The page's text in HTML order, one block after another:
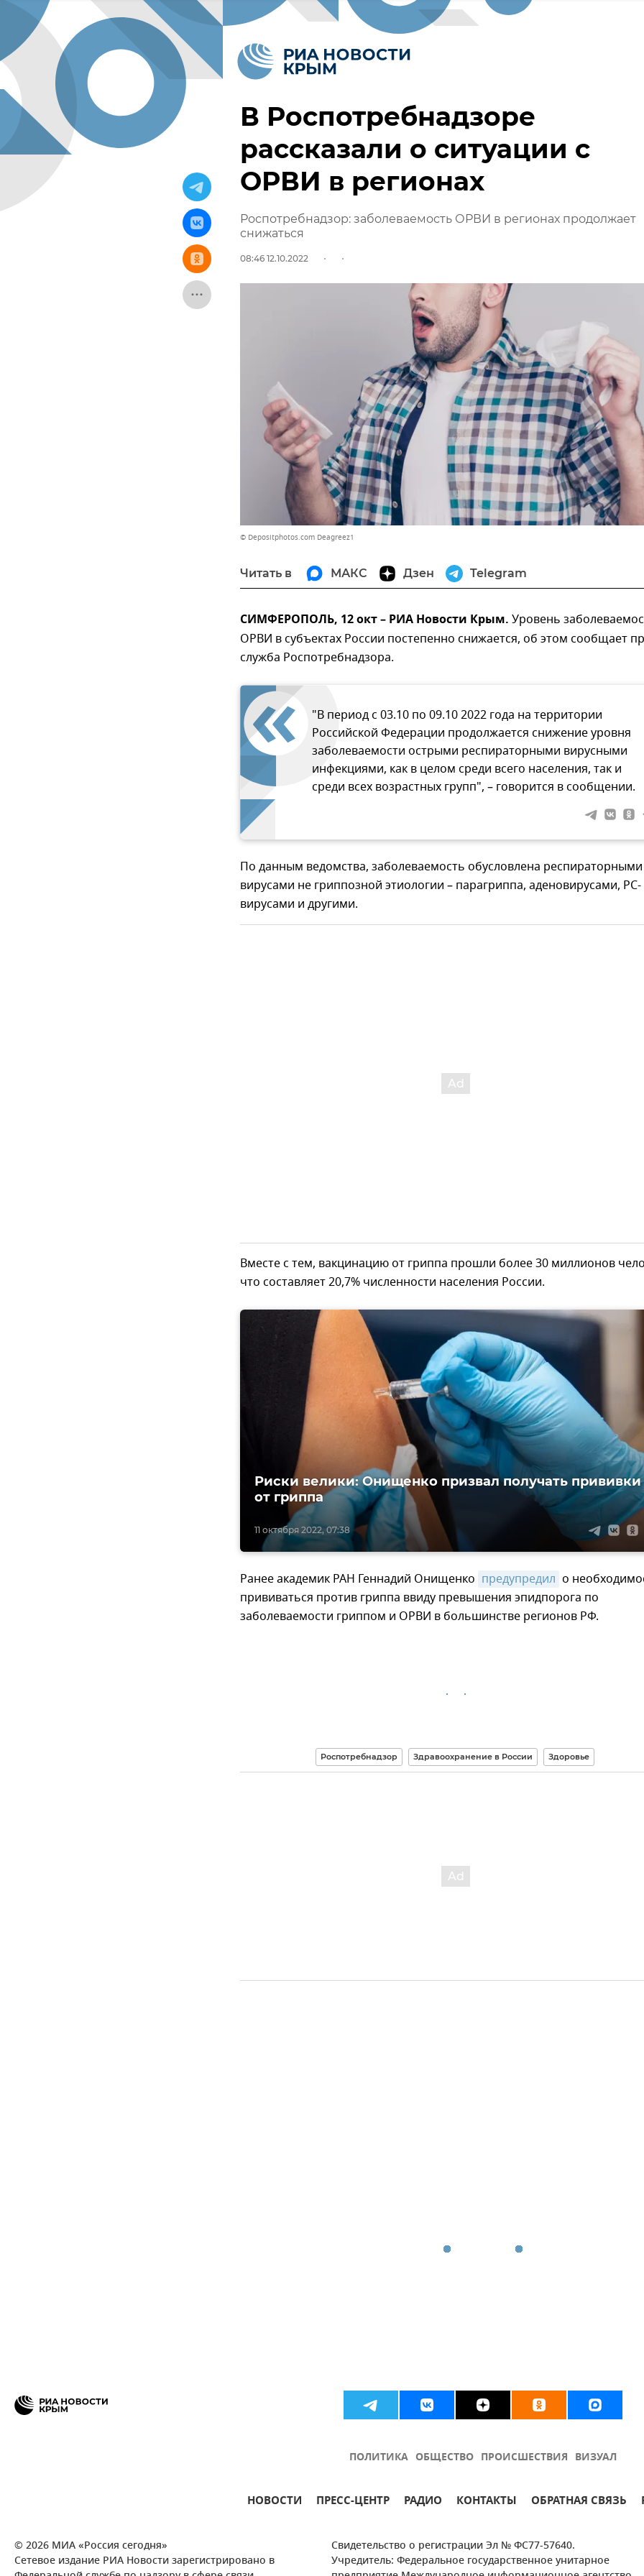
В Роспотребнадзоре
рассказали о ситуации с
ОРВИ в регионах
Роспотребнадзор: заболеваемость ОРВИ в регионах продолжает
снижаться
08:46 12.10.2022
© Depositphotos.com Deagreez1
Читать в МАКС Дзен Telegram
СИМФЕРОПОЛЬ, 12 окт – РИА Новости Крым. Уровень
ОРВИ в субъектах России постепенно снижается, об этом сообщает
служба Роспотребнадзора.
"В период с 03.10 по 09.10 2022 года на территории
Российской Федерации продолжается снижение уровня
заболеваемости острыми респираторными вирусными
инфекциями, как в целом среди всего населения, так и
среди всех возрастных групп", – говорится в сообщении.
По данным ведомства, заболеваемость обусловлена респираторными
вирусами не гриппозной этиологии – парагриппа, аденовирусами, РС-
вирусами и другими.
Вместе с тем, вакцинацию от гриппа прошли более 30 миллионов
что составляет 20,7% численности населения России.
11 октября 2022, 07:38
Риски велики: Онищенко призвал получать прививки
от гриппа
Ранее академик РАН Геннадий Онищенко предупредил о
прививаться против гриппа ввиду превышения эпидпорога по
заболеваемости гриппом и ОРВИ в большинстве регионов РФ.
Роспотребнадзор Здравоохранение в России Здоровье
ПОЛИТИКА ОБЩЕСТВО ПРОИСШЕСТВИЯ ВИЗУАЛ
НОВОСТИ ПРЕСС-ЦЕНТР РАДИО КОНТАКТЫ ОБРАТНАЯ СВЯЗЬ
© 2026 МИА «Россия сегодня»
Сетевое издание РИА Новости зарегистрировано в
Свидетельство о регистрации Эл № ФС77-57640.
Учредитель: Федеральное государственное унитарное